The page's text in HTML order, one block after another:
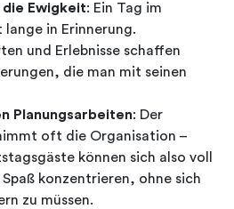
die Ewigkeit: Ein Tag im
lange in Erinnerung.
und Erlebnisse schaffen
die man mit seinen
Planungsarbeiten: Der
oft die Organisation –
können sich also voll
konzentrieren, ohne sich
zu müssen.